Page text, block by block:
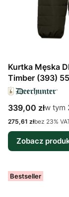
Kurtka Męska
Timber (393)
Cena brutto
339,00 złw tym
w tym
Cena netto
275,61 złbez 23%
Zobacz
Bestseller